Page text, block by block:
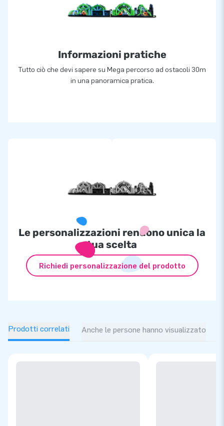
perché ci chiamano "creatori di grandezza".
Informazioni pratiche
Tutto ciò che devi sapere su Mega percorso ad ostacoli 30m
in una panoramica pratica.
Le personalizzazioni rendono unica la
tua scelta
Richiedi personalizzazione del prodotto
Prodotti correlati Anche le persone hanno visualizzato